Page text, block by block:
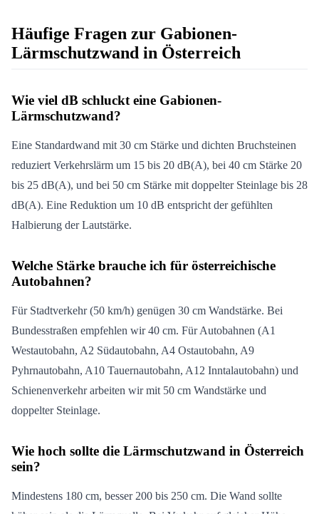
Häufige Fragen zur Gabionen-
Lärmschutzwand in Österreich
Wie viel dB schluckt eine Gabionen-
Lärmschutzwand?
Eine Standardwand mit 30 cm Stärke und dichten Bruchsteinen
reduziert Verkehrslärm um 15 bis 20 dB(A), bei 40 cm Stärke 20
bis 25 dB(A), und bei 50 cm Stärke mit doppelter Steinlage bis 28
dB(A). Eine Reduktion um 10 dB entspricht der gefühlten
Halbierung der Lautstärke.
Welche Stärke brauche ich für österreichische
Autobahnen?
Für Stadtverkehr (50 km/h) genügen 30 cm Wandstärke. Bei
Bundesstraßen empfehlen wir 40 cm. Für Autobahnen (A1
Westautobahn, A2 Südautobahn, A4 Ostautobahn, A9
Pyhrnautobahn, A10 Tauernautobahn, A12 Inntalautobahn) und
Schienenverkehr arbeiten wir mit 50 cm Wandstärke und
doppelter Steinlage.
Wie hoch sollte die Lärmschutzwand in Österreich
sein?
Mindestens 180 cm, besser 200 bis 250 cm. Die Wand sollte